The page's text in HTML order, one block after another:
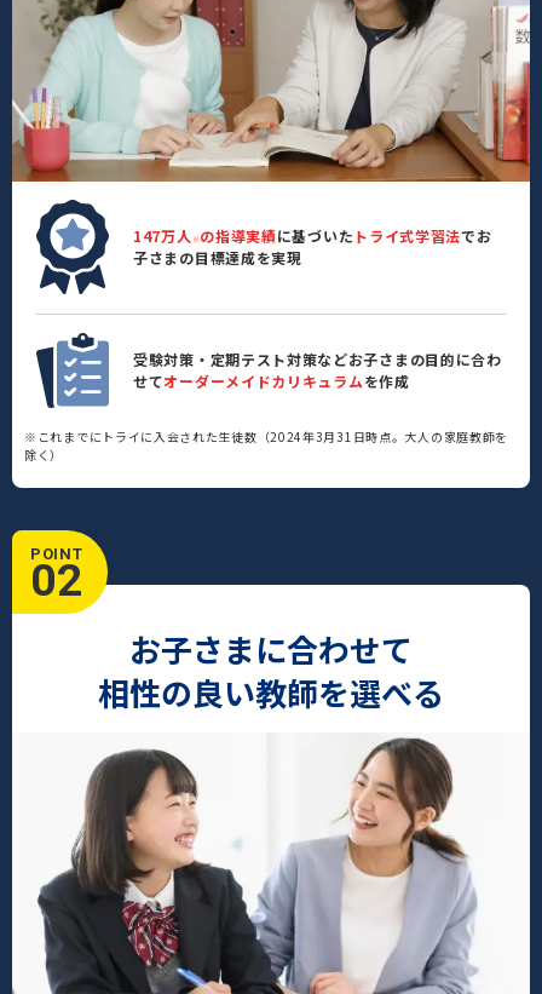
147万人 ※ の指導実績に基づいた トライ式学習法でお
子さまの目標達成を実現
受験対策・定期テスト対策などお子さまの目的に合わ
せてオーダーメイドカリキュラムを作成
※これまでにトライに入会された生徒数（2024年3月31日時点。大人の家庭教師を
除く）
POINT
02
お子さまに合わせて
相性の良い教師を選べる